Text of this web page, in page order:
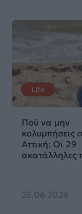
Life
Πού να μην
κολυμπήσεις
Αττική: Οι 29
ακατάλληλες
25.06.2026